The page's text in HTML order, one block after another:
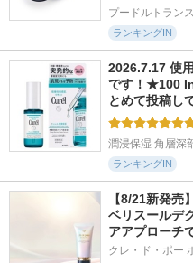
プードルトラン
ランキングIN
2026.7.17 使
です！★100
とめて投稿し
潤浸保湿 角層深
ランキングIN
【8/21新発売
ベリスールデ
アアプローチ
クレ・ド・ポー